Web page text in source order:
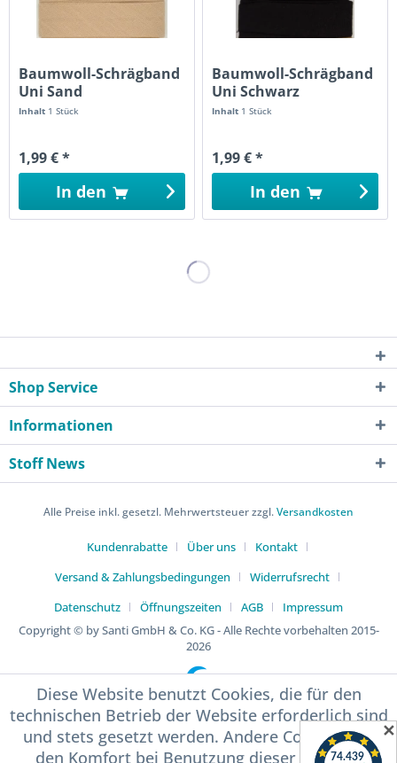
Baumwoll-Schrägband
Uni Sand
Inhalt 1 Stück
1,99 € *
In den
Baumwoll-Schrägband
Uni Schwarz
Inhalt 1 Stück
1,99 € *
In den
Shop Service
Informationen
Stoff News
Alle Preise inkl. gesetzl. Mehrwertsteuer zzgl.Versandkosten
Kundenrabatte Über uns
Kontakt
Versand & Zahlungsbedingungen
Widerrufsrecht
Datenschutz
Öffnungszeiten AGB
Impressum
Copyright © by Santi GmbH & Co. KG - Alle Rechte vorbehalten 2015-
2026
Diese Website benutzt Cookies, die für den
technischen Betrieb der Website erforderlich sind
und stets gesetzt werden. Andere Cookies, die
den Komfort bei Benutzung dieser Website
✕